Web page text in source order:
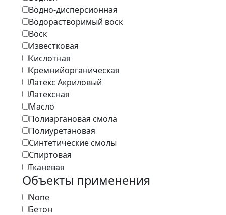
Водно-дисперсионная
Водорастворимый воск
Воск
Известковая
Кислотная
Кремнийорганическая
Латекс Акриловый
Латексная
Масло
Полиаргановая смола
Полиуретановая
Синтетические смолы
Спиртовая
Тканевая
Объекты применения
None
Бетон